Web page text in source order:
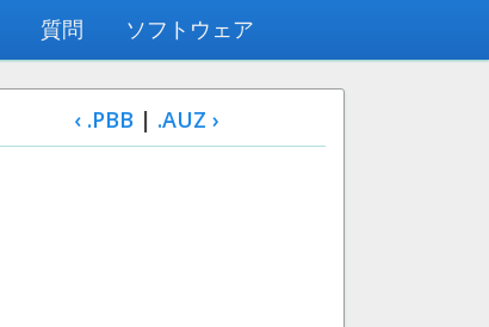
質問 ソフトウェア
‹ .PBB | .AUZ ›